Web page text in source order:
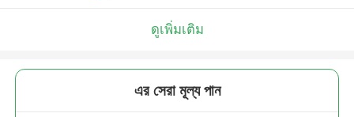
ดูเพิ่มเติม
এর সেরা মূল্য পান